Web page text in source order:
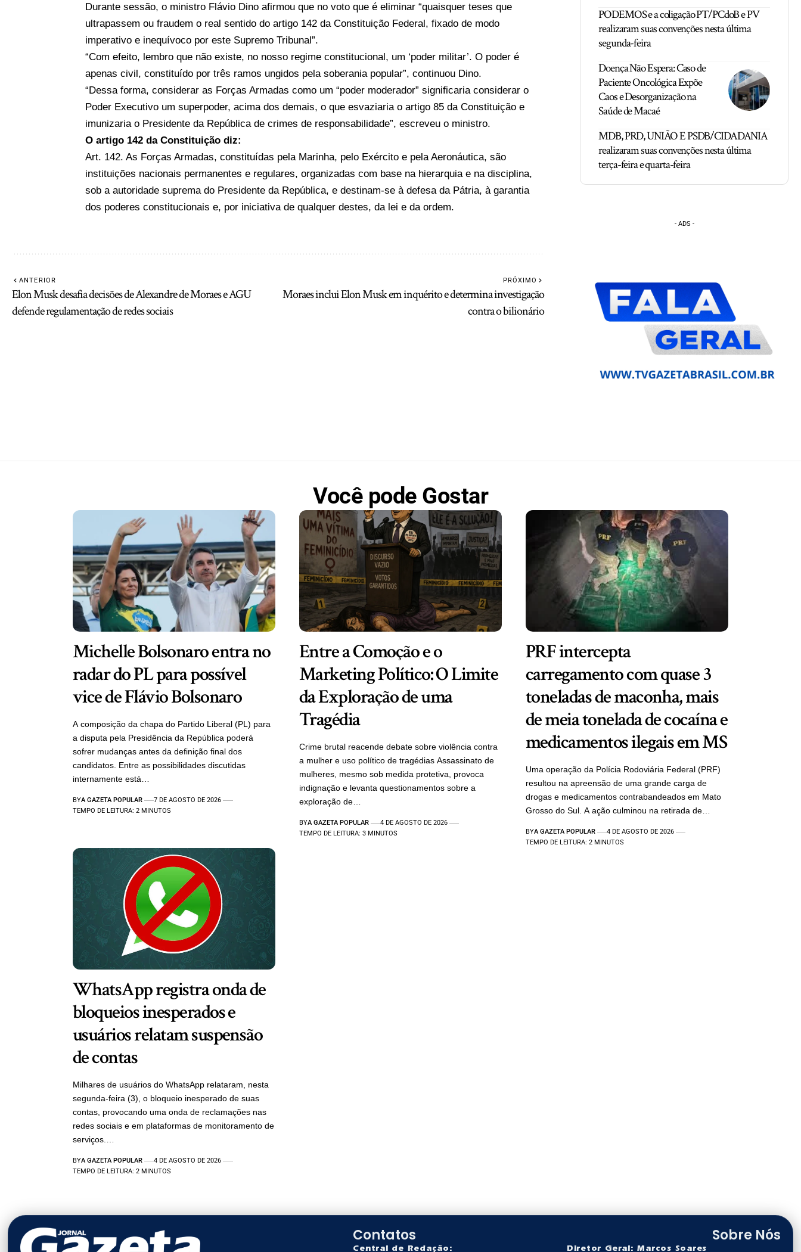
Durante sessão, o ministro Flávio Dino afirmou que no voto que é eliminar “quaisquer teses que
ultrapassem ou fraudem o real sentido do artigo 142 da Constituição Federal, fixado de modo
imperativo e inequívoco por este Supremo Tribunal”.
“Com efeito, lembro que não existe, no nosso regime constitucional, um ‘poder militar’. O poder é
apenas civil, constituído por três ramos ungidos pela soberania popular”, continuou Dino.
“Dessa forma, considerar as Forças Armadas como um “poder moderador” significaria considerar o
Poder Executivo um superpoder, acima dos demais, o que esvaziaria o artigo 85 da Constituição e
imunizaria o Presidente da República de crimes de responsabilidade”, escreveu o ministro.
O artigo 142 da Constituição diz:
Art. 142. As Forças Armadas, constituídas pela Marinha, pelo Exército e pela Aeronáutica, são
instituições nacionais permanentes e regulares, organizadas com base na hierarquia e na disciplina,
sob a autoridade suprema do Presidente da República, e destinam-se à defesa da Pátria, à garantia
dos poderes constitucionais e, por iniciativa de qualquer destes, da lei e da ordem.
ANTERIOR
Elon Musk desafia decisões de Alexandre de Moraes e AGU
defende regulamentação de redes sociais
PRÓXIMO
Moraes inclui Elon Musk em inquérito e determina investigação
contra o bilionário
PODEMOS e a coligação PT/PCdoB e PV
realizaram suas convenções nesta última
segunda-feira
Doença Não Espera: Caso de
Paciente Oncológica Expõe
Caos e Desorganização na
Saúde de Macaé
MDB, PRD, UNIÃO E PSDB/CIDADANIA
realizaram suas convenções nesta última
terça-feira e quarta-feira
- ADS -
Você pode Gostar
Michelle Bolsonaro entra no
radar do PL para possível
vice de Flávio Bolsonaro
A composição da chapa do Partido Liberal (PL) para
a disputa pela Presidência da República poderá
sofrer mudanças antes da definição final dos
candidatos. Entre as possibilidades discutidas
internamente está…
BYA GAZETA POPULAR
7 DE AGOSTO DE 2026
TEMPO DE LEITURA: 2 MINUTOS
Entre a Comoção e o
Marketing Político: O Limite
da Exploração de uma
Tragédia
Crime brutal reacende debate sobre violência contra
a mulher e uso político de tragédias Assassinato de
mulheres, mesmo sob medida protetiva, provoca
indignação e levanta questionamentos sobre a
exploração de…
BYA GAZETA POPULAR
4 DE AGOSTO DE 2026
TEMPO DE LEITURA: 3 MINUTOS
PRF intercepta
carregamento com quase 3
toneladas de maconha, mais
de meia tonelada de cocaína e
medicamentos ilegais em MS
Uma operação da Polícia Rodoviária Federal (PRF)
resultou na apreensão de uma grande carga de
drogas e medicamentos contrabandeados em Mato
Grosso do Sul. A ação culminou na retirada de…
BYA GAZETA POPULAR
4 DE AGOSTO DE 2026
TEMPO DE LEITURA: 2 MINUTOS
WhatsApp registra onda de
bloqueios inesperados e
usuários relatam suspensão
de contas
Milhares de usuários do WhatsApp relataram, nesta
segunda-feira (3), o bloqueio inesperado de suas
contas, provocando uma onda de reclamações nas
redes sociais e em plataformas de monitoramento de
serviços.…
BYA GAZETA POPULAR
4 DE AGOSTO DE 2026
TEMPO DE LEITURA: 2 MINUTOS
Contatos
Central de Redação:
Sobre Nós
Diretor Geral: Marcos Soares